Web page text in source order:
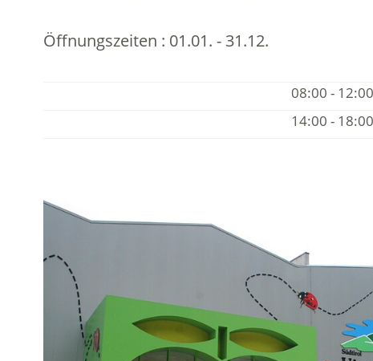
Öffnungszeiten : 01.01. - 31.12.
08:00 - 12:00
14:00 - 18:00